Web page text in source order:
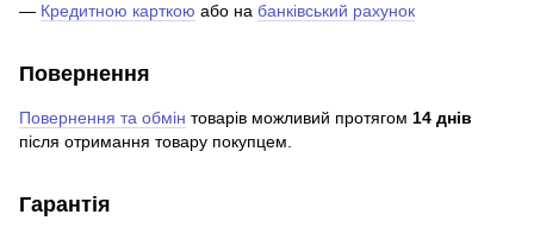
— Кредитною карткою або на банківський рахунок
Повернення
Повернення та обмін товарів можливий протягом 14 днів
після отримання товару покупцем.
Гарантія